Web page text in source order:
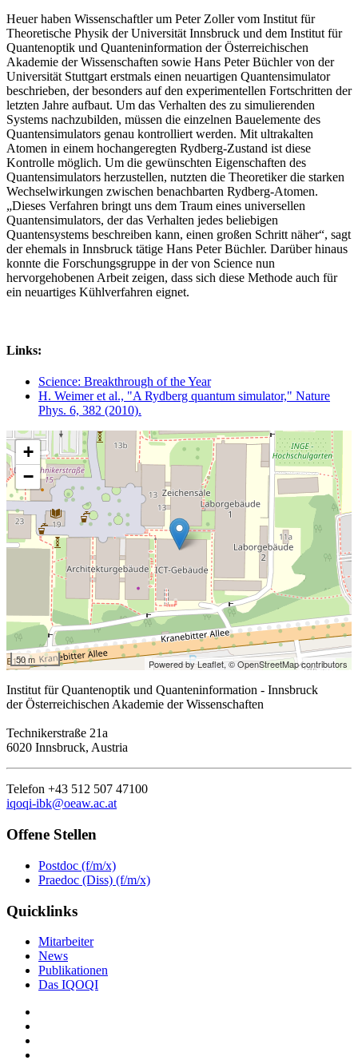
Heuer haben Wissenschaftler um Peter Zoller vom Institut für
Theoretische Physik der Universität Innsbruck und dem Institut für
Quantenoptik und Quanteninformation der Österreichischen
Akademie der Wissenschaften sowie Hans Peter Büchler von der
Universität Stuttgart erstmals einen neuartigen Quantensimulator
beschrieben, der besonders auf den experimentellen Fortschritten der
letzten Jahre aufbaut. Um das Verhalten des zu simulierenden
Systems nachzubilden, müssen die einzelnen Bauelemente des
Quantensimulators genau kontrolliert werden. Mit ultrakalten
Atomen in einem hochangeregten Rydberg-Zustand ist diese
Kontrolle möglich. Um die gewünschten Eigenschaften des
Quantensimulators herzustellen, nutzten die Theoretiker die starken
Wechselwirkungen zwischen benachbarten Rydberg-Atomen.
„Dieses Verfahren bringt uns dem Traum eines universellen
Quantensimulators, der das Verhalten jedes beliebigen
Quantensystems beschreiben kann, einen großen Schritt näher“, sagt
der ehemals in Innsbruck tätige Hans Peter Büchler. Darüber hinaus
konnte die Forschungsgruppe in der von Science nun
hervorgehobenen Arbeit zeigen, dass sich diese Methode auch für
ein neuartiges Kühlverfahren eignet.
Links:
Science: Breakthrough of the Year
H. Weimer et al., "A Rydberg quantum simulator," Nature
Phys. 6, 382 (2010).
+
−
50 m Powered by Leaflet,© OpenStreetMap contributors
Institut für Quantenoptik und Quanteninformation - Innsbruck
der Österreichischen Akademie der Wissenschaften
Technikerstraße 21a
6020 Innsbruck, Austria
Telefon +43 512 507 47100
iqoqi-ibk@oeaw.ac.at
Offene Stellen
Postdoc (f/m/x)
Praedoc (Diss) (f/m/x)
Quicklinks
Mitarbeiter
News
Publikationen
Das IQOQI